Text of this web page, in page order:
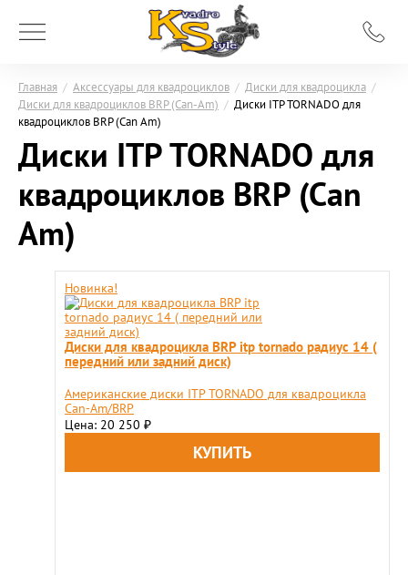
Главная / Аксессуары для квадроциклов / Диски для квадроцикла /
Диски для квадроциклов BRP (Can-Am) / Диски ITP TORNADO для
квадроциклов BRP (Can Am)
Диски ITP TORNADO для
квадроциклов BRP (Can
Am)
Новинка!
Диски для квадроцикла BRP itp tornado радиус 14 (
передний или задний диск)
Американские диски ITP TORNADO для квадроцикла
Can-Am/BRP
Цена: 20 250 ₽